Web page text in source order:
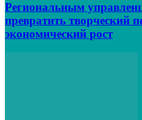
Региональным
превратить творческий
экономический рост